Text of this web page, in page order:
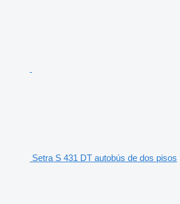
Setra S 431 DT autobús de dos pisos